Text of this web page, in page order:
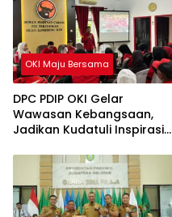
OKI Maju Bersama
DPC PDIP OKI Gelar
Wawasan Kebangsaan,
Jadikan Kudatuli Inspirasi